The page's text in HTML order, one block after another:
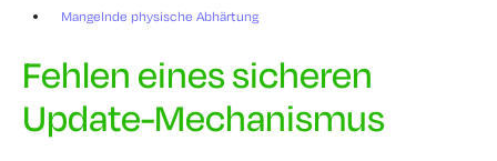
Mangelnde physische Abhärtung
Fehlen eines sicheren
Update-Mechanismus